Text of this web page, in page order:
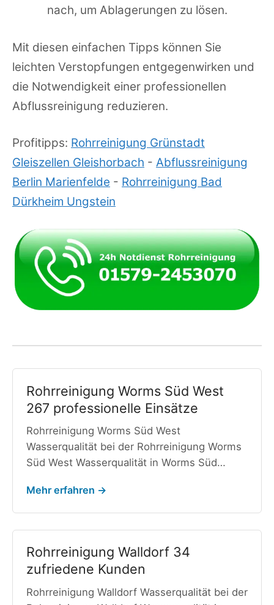
nach, um Ablagerungen zu lösen.
Mit diesen einfachen Tipps können Sie
leichten Verstopfungen entgegenwirken und
die Notwendigkeit einer professionellen
Abflussreinigung reduzieren.
Profitipps: Rohrreinigung Grünstadt
Gleiszellen Gleishorbach - Abflussreinigung
Berlin Marienfelde - Rohrreinigung Bad
Dürkheim Ungstein
Rohrreinigung Worms Süd West
267 professionelle Einsätze
Rohrreinigung Worms Süd West
Wasserqualität bei der Rohrreinigung Worms
Süd West Wasserqualität in Worms Süd…
Mehr erfahren →
Rohrreinigung Walldorf 34
zufriedene Kunden
Rohrreinigung Walldorf Wasserqualität bei der